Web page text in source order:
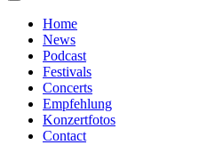
Home
News
Podcast
Festivals
Concerts
Empfehlung
Konzertfotos
Contact